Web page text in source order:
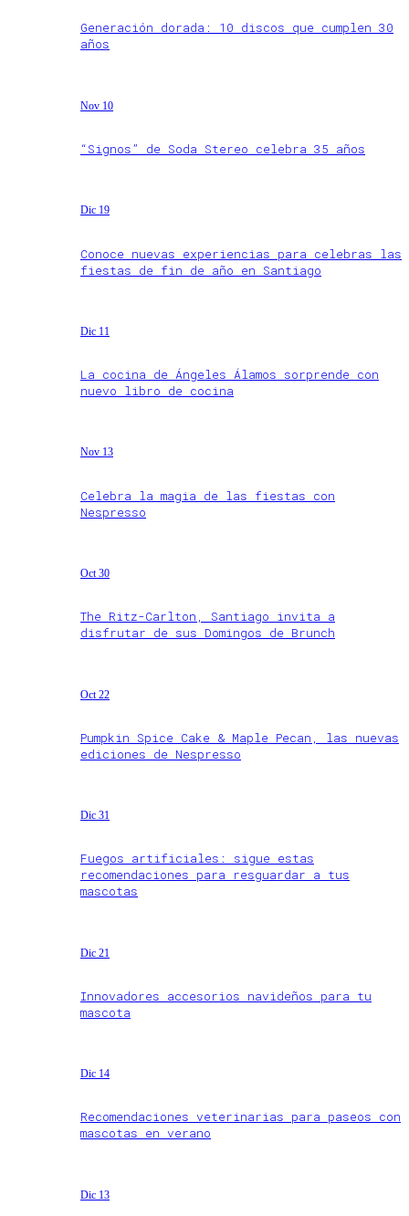
Generación dorada: 10 discos que cumplen 30
años
Nov 10
“Signos” de Soda Stereo celebra 35 años
Dic 19
Conoce nuevas experiencias para celebras las
fiestas de fin de año en Santiago
Dic 11
La cocina de Ángeles Álamos sorprende con
nuevo libro de cocina
Nov 13
Celebra la magia de las fiestas con
Nespresso
Oct 30
The Ritz-Carlton, Santiago invita a
disfrutar de sus Domingos de Brunch
Oct 22
Pumpkin Spice Cake & Maple Pecan, las nuevas
ediciones de Nespresso
Dic 31
Fuegos artificiales: sigue estas
recomendaciones para resguardar a tus
mascotas
Dic 21
Innovadores accesorios navideños para tu
mascota
Dic 14
Recomendaciones veterinarias para paseos con
mascotas en verano
Dic 13